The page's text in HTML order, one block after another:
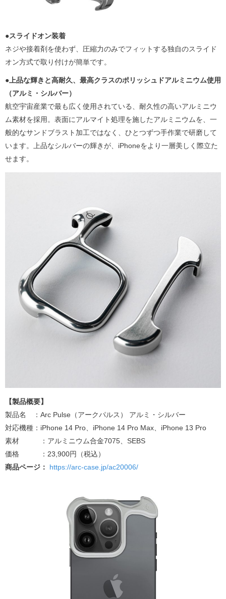
●スライドオン装着
ネジや接着剤を使わず、圧縮力のみでフィットする独自のスライド
オン方式で取り付けが簡単です。
●上品な輝きと高耐久、最高クラスのポリッシュドアルミニウム使用
（アルミ・シルバー）
航空宇宙産業で最も広く使用されている、耐久性の高いアルミニウ
ム素材を採用。表面にアルマイト処理を施したアルミニウムを、一
般的なサンドブラスト加工ではなく、ひとつずつ手作業で研磨して
います。上品なシルバーの輝きが、iPhoneをより一層美しく際立た
せます。
【製品概要】
製品名 ：Arc Pulse（アークパルス） アルミ・シルバー
対応機種：iPhone 14 Pro、iPhone 14 Pro Max、iPhone 13 Pro
素材 ：アルミニウム合金7075、SEBS
価格 ：23,900円（税込）
商品ページ：
https://arc-case.jp/ac20006/